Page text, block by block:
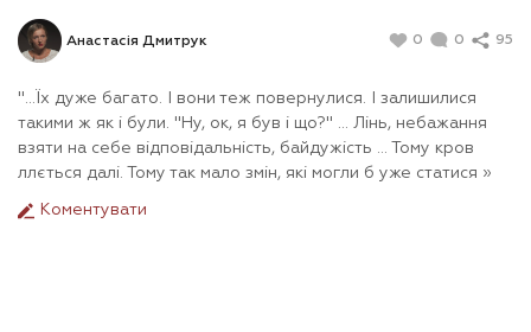
Анастасія Дмитрук 0 0 95
"…Їх дуже багато. І вони теж повернулися. І залишилися
такими ж як і були. "Ну, ок, я був і що?" ... Лінь, небажання
взяти на себе відповідальність, байдужість ... Тому кров
ллється далі. Тому так мало змін, які могли б уже статися »
Коментувати